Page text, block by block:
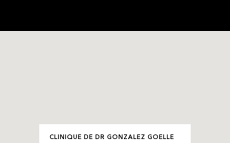
CLINIQUE DE DR GONZALEZ GOELLE